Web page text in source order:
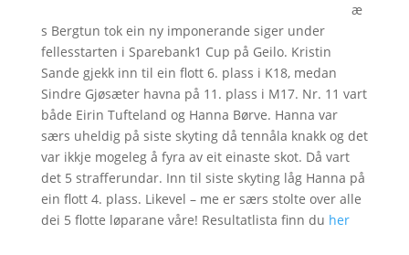
æ
s Bergtun tok ein ny imponerande siger under
fellesstarten i Sparebank1 Cup på Geilo. Kristin
Sande gjekk inn til ein flott 6. plass i K18, medan
Sindre Gjøsæter havna på 11. plass i M17. Nr. 11 vart
både Eirin Tufteland og Hanna Børve. Hanna var
særs uheldig på siste skyting då tennåla knakk og det
var ikkje mogeleg å fyra av eit einaste skot. Då vart
det 5 strafferundar. Inn til siste skyting låg Hanna på
ein flott 4. plass. Likevel – me er særs stolte over alle
dei 5 flotte løparane våre! Resultatlista finn du her